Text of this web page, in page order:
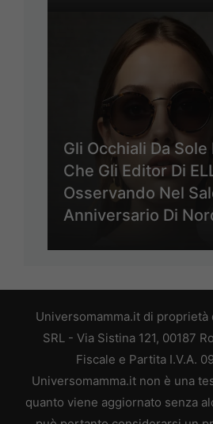
Gli Occhiali Da Sole
Che Gli Editor Di
Osservando Nel
Anniversario Di
Universomamma.it di proprietà
SRL - Via Sistina 121, 00187
Fiscale e Partita I.V.A.
Universomamma.it non è una
quanto viene aggiornato senza